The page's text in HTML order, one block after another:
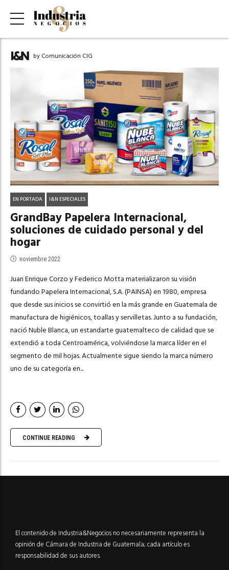
by Comunicación CIG
EN PORTADA I&N ESPECIALES
GrandBay Papelera Internacional,
soluciones de cuidado personal y del
hogar
noviembre 2022
Juan Enrique Corzo y Federico Motta materializaron su visión
fundando Papelera Internacional, S.A. (PAINSA) en 1980, empresa
que desde sus inicios se convirtió en la más grande en Guatemala de
manufactura de higiénicos, toallas y servilletas. Junto a su fundación,
nació Nuble Blanca, un estandarte guatemalteco de calidad que se
extendió a toda Centroamérica, volviéndose la marca líder en el
segmento de mil hojas. Actualmente sigue siendo la marca número
uno de su categoría en...
CONTINUE READING
El contenido de Industria&Negocios no necesariamente representa la
opinión de Cámara de Industria de Guatemala; cada artículo es
responsabilidad de sus autores.